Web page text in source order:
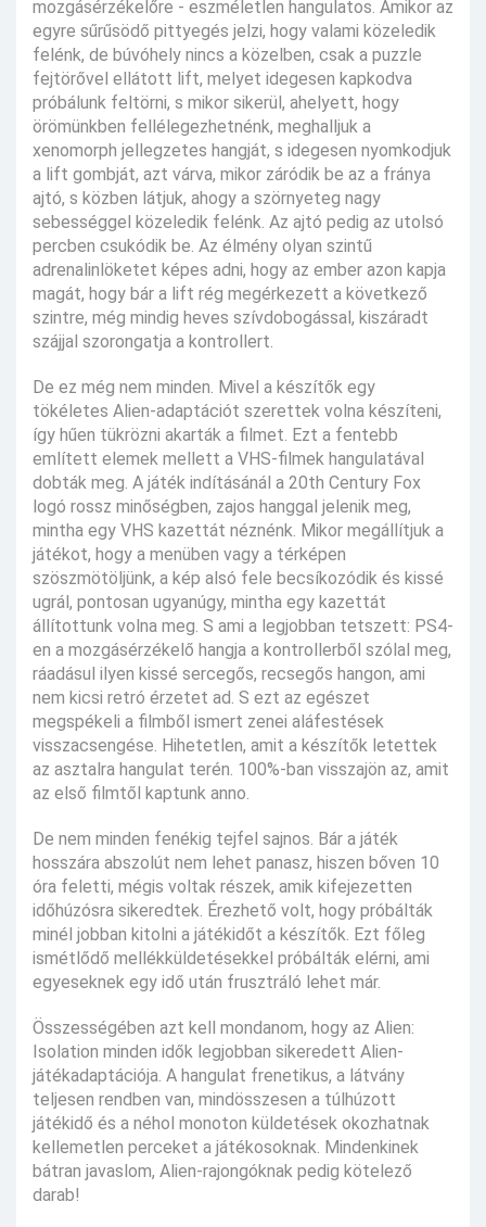
mozgásérzékelőre - eszméletlen hangulatos. Amikor az
egyre sűrűsödő pittyegés jelzi, hogy valami közeledik
felénk, de búvóhely nincs a közelben, csak a puzzle
fejtörővel ellátott lift, melyet idegesen kapkodva
próbálunk feltörni, s mikor sikerül, ahelyett, hogy
örömünkben fellélegezhetnénk, meghalljuk a
xenomorph jellegzetes hangját, s idegesen nyomkodjuk
a lift gombját, azt várva, mikor záródik be az a fránya
ajtó, s közben látjuk, ahogy a szörnyeteg nagy
sebességgel közeledik felénk. Az ajtó pedig az utolsó
percben csukódik be. Az élmény olyan szintű
adrenalinlöketet képes adni, hogy az ember azon kapja
magát, hogy bár a lift rég megérkezett a következő
szintre, még mindig heves szívdobogással, kiszáradt
szájjal szorongatja a kontrollert.
De ez még nem minden. Mivel a készítők egy
tökéletes Alien-adaptációt szerettek volna készíteni,
így hűen tükrözni akarták a filmet. Ezt a fentebb
említett elemek mellett a VHS-filmek hangulatával
dobták meg. A játék indításánál a 20th Century Fox
logó rossz minőségben, zajos hanggal jelenik meg,
mintha egy VHS kazettát néznénk. Mikor megállítjuk a
játékot, hogy a menüben vagy a térképen
szöszmötöljünk, a kép alsó fele becsíkozódik és kissé
ugrál, pontosan ugyanúgy, mintha egy kazettát
állítottunk volna meg. S ami a legjobban tetszett: PS4-
en a mozgásérzékelő hangja a kontrollerből szólal meg,
ráadásul ilyen kissé sercegős, recsegős hangon, ami
nem kicsi retró érzetet ad. S ezt az egészet
megspékeli a filmből ismert zenei aláfestések
visszacsengése. Hihetetlen, amit a készítők letettek
az asztalra hangulat terén. 100%-ban visszajön az, amit
az első filmtől kaptunk anno.
De nem minden fenékig tejfel sajnos. Bár a játék
hosszára abszolút nem lehet panasz, hiszen bőven 10
óra feletti, mégis voltak részek, amik kifejezetten
időhúzósra sikeredtek. Érezhető volt, hogy próbálták
minél jobban kitolni a játékidőt a készítők. Ezt főleg
ismétlődő mellékküldetésekkel próbálták elérni, ami
egyeseknek egy idő után frusztráló lehet már.
Összességében azt kell mondanom, hogy az Alien:
Isolation minden idők legjobban sikeredett Alien-
játékadaptációja. A hangulat frenetikus, a látvány
teljesen rendben van, mindösszesen a túlhúzott
játékidő és a néhol monoton küldetések okozhatnak
kellemetlen perceket a játékosoknak. Mindenkinek
bátran javaslom, Alien-rajongóknak pedig kötelező
darab!